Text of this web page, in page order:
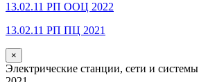
13.02.11 РП ООЦ 2022
13.02.11 РП ПЦ 2021
×
Электрические станции, сети и системы